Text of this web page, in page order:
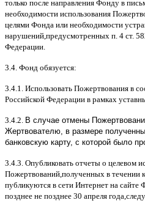
только после направления Фонду в
необходимости использования
целями Фонда или необходимости
нарушений предусмотренных п . 4 ст.
Федерации
3.4. Фонд обязуется:
3.4.1. Использовать Пожертвования в
Российской Федерации в рамках
3.4.2. В случае отмены
Жертвователю, в размере
банковскую карту, с которой было
3.4.3. Опубликовать отчеты о целевом
Пожертвований полученных в течении
публикуются в сети Интернет на сайте
позднее не позднее 30 апреля года